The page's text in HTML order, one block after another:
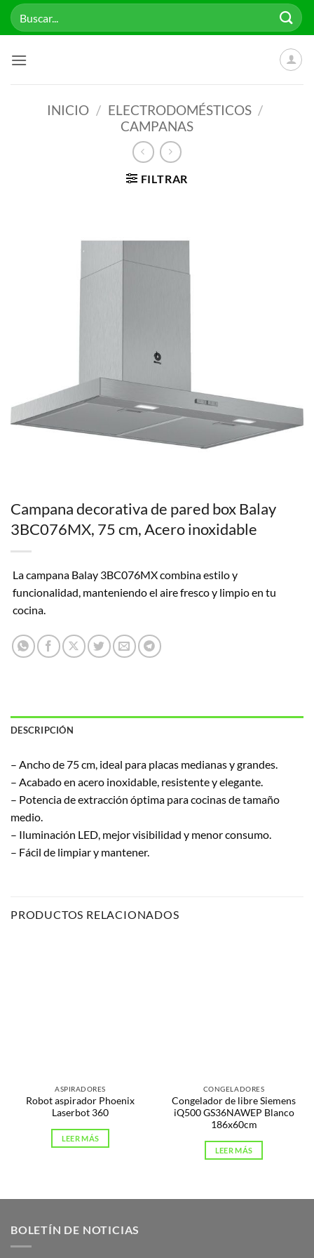
Saltar
Buscar
por:
INICIO / ELECTRODOMÉSTICOS /
CAMPANAS
FILTRAR
Campana decorativa de pared box Balay
3BC076MX, 75 cm, Acero inoxidable
La campana Balay 3BC076MX combina estilo y
funcionalidad, manteniendo el aire fresco y limpio en tu
cocina.
DESCRIPCIÓN
– Ancho de 75 cm, ideal para placas medianas y grandes.
– Acabado en acero inoxidable, resistente y elegante.
– Potencia de extracción óptima para cocinas de tamaño
medio.
– Iluminación LED, mejor visibilidad y menor consumo.
– Fácil de limpiar y mantener.
PRODUCTOS RELACIONADOS
ASPIRADORES
Robot aspirador Phoenix
Laserbot 360
LEER MÁS
CONGELADORES
Congelador de libre Siemens
iQ500 GS36NAWEP Blanco
186x60cm
LEER MÁS
BOLETÍN DE NOTICIAS